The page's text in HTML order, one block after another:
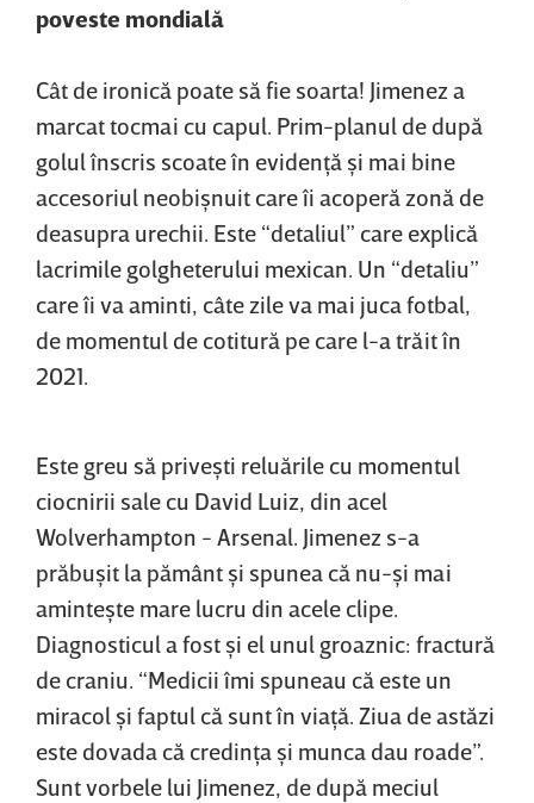
poveste mondială
Cât de ironică poate să fie soarta! Jimenez a
marcat tocmai cu capul. Prim-planul de după
golul înscris scoate în evidenţă şi mai bine
accesoriul neobişnuit care îi acoperă zonă de
deasupra urechii. Este “detaliul” care explică
lacrimile golgheterului mexican. Un “detaliu”
care îi va aminti, câte zile va mai juca fotbal,
de momentul de cotitură pe care l-a trăit în
2021.
Este greu să priveşti reluările cu momentul
ciocnirii sale cu David Luiz, din acel
Wolverhampton - Arsenal. Jimenez s-a
prăbuşit la pământ şi spunea că nu-şi mai
aminteşte mare lucru din acele clipe.
Diagnosticul a fost şi el unul groaznic: fractură
de craniu. “Medicii îmi spuneau că este un
miracol şi faptul că sunt în viaţă. Ziua de astăzi
este dovada că credinţa şi munca dau roade”.
Sunt vorbele lui Jimenez, de după meciul